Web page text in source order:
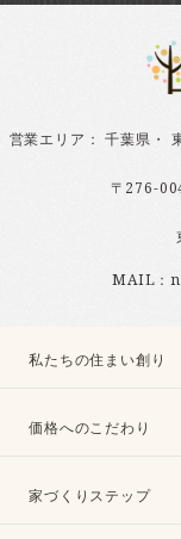
営業エリア ：千葉県 ・
〒276-
MAIL：
私たちの住まい創り
価格へのこだわり
家づくりステップ